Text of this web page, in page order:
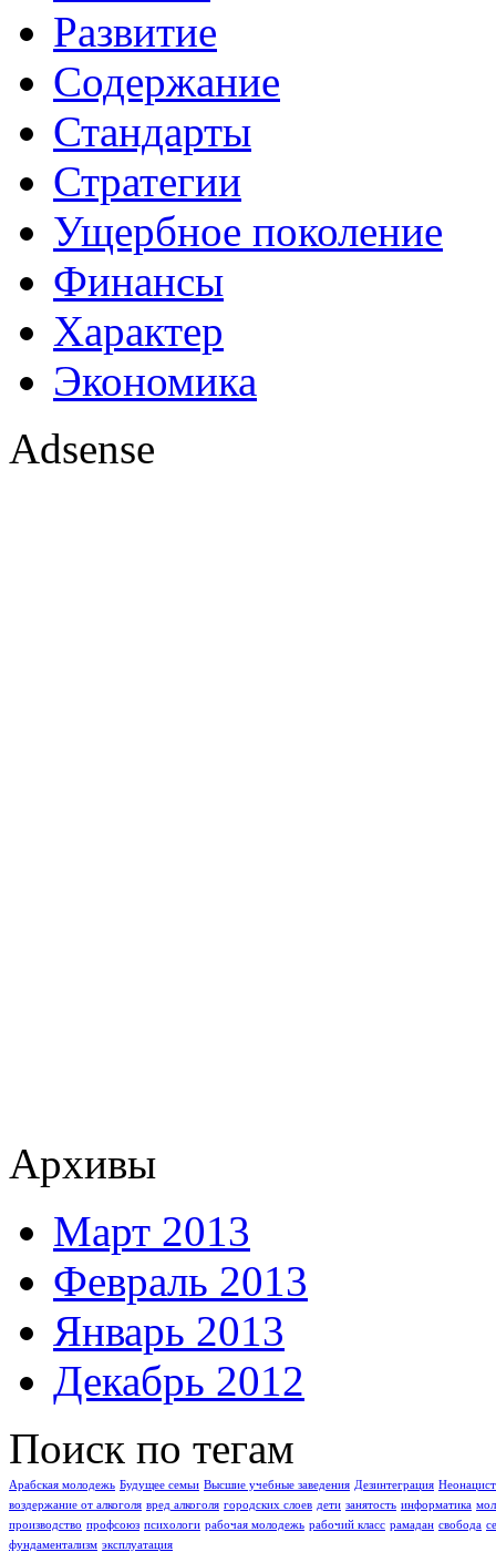
Развитие
Содержание
Стандарты
Стратегии
Ущербное поколение
Финансы
Характер
Экономика
Adsense
Архивы
Март 2013
Февраль 2013
Январь 2013
Декабрь 2012
Поиск по тегам
Арабская молодежь Буду­щее семьи Высшие учебные заведения Дезинтеграция
воздержание от алкоголя вред алкоголя городских слоев дети занятость информатика
производство профсоюз психологи рабочая молодежь рабочий класс рамадан свобода
фундаментализм эксплуатация